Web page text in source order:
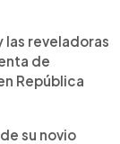
las reveladoras
de
República
su novio